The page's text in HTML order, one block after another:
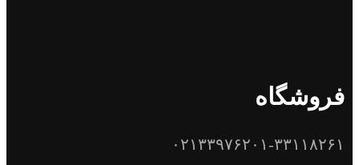
فروشگاه
۰۲۱۳۳۹۷۶۲۰۱-۳۳۱۱۸۲۶۱